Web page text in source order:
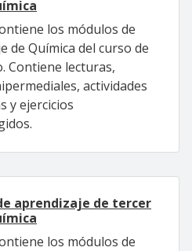
los módulos de
de Química del curso de
Contiene lecturas,
actividades
y ejercicios
aprendizaje de tercer
los módulos de